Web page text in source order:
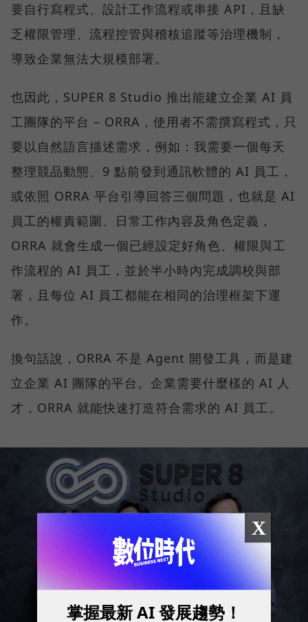
要自行寫程式、設計工作流程或串接 API，且缺
乏權限管理、流程控管與稽核追蹤等治理機制，
導致企業無法大規模部署。
也因此，SUPER 8 Studio 推出能建立企業 AI 員
工團隊的平台 – ORRA，使用者不需撰寫程式，只
要以自然語言描述需求，例如：我需要一個每天
整理競品動態、9 點前發到通訊軟體的 AI 員工，
或依照 ORRA 平台引導回答三個問題，也就是 AI
員工的權責範圍、日常工作內容及角色定義，
ORRA 就會生成一個已經設定好角色、權限與工
作流程的 AI 員工，並於半小時內完成調校與部
署，且每位 AI 員工都能在相同的治理框架下運
作。
換句話說，ORRA 不是 Agent 開發工具，而是建
立企業 AI 團隊的平台。企業需要什麼樣的 AI 人
才，ORRA 就能快速打造符合需求的 AI 員工。
X
掌握最新 AI 發展趨勢！